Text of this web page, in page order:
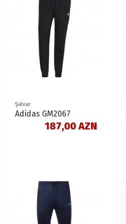
Şalvar
Adidas GM2067
187,00 AZN